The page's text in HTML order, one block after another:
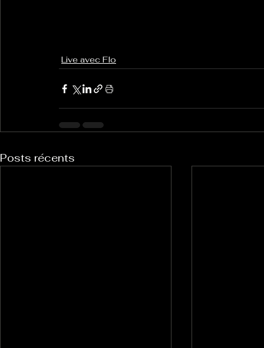
Live avec Flo
Posts récents